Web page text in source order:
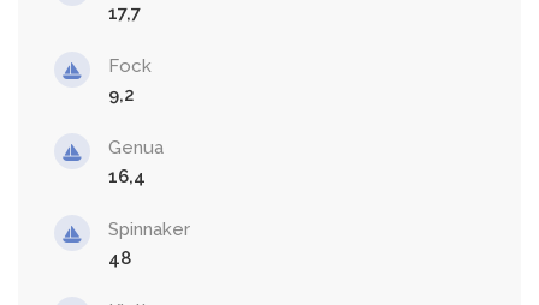
17,7
Fock
9,2
Genua
16,4
Spinnaker
48